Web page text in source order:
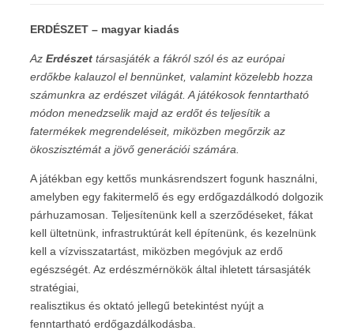
ERDÉSZET – magyar kiadás
Az Erdészet társasjáték a fákról szól és az európai
erdőkbe kalauzol el bennünket, valamint közelebb hozza
számunkra az erdészet világát. A játékosok fenntartható
módon menedzselik majd az erdőt és teljesítik a
fatermékek megrendeléseit, miközben megőrzik az
ökoszisztémát a jövő generációi számára.
A játékban egy kettős munkásrendszert fogunk használni,
amelyben egy fakitermelő és egy erdőgazdálkodó dolgozik
párhuzamosan. Teljesítenünk kell a szerződéseket, fákat
kell ültetnünk, infrastruktúrát kell építenünk, és kezelnünk
kell a vízvisszatartást, miközben megóvjuk az erdő
egészségét. Az erdészmérnökök által ihletett társasjáték
stratégiai,
realisztikus és oktató jellegű betekintést nyújt a
fenntartható erdőgazdálkodásba.